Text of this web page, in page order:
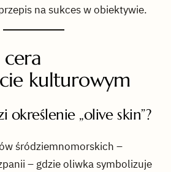
na sukces w obiektywie.
kulturowym
określenie „olive skin”?
śródziemnomorskich –
– gdzie oliwka symbolizuje